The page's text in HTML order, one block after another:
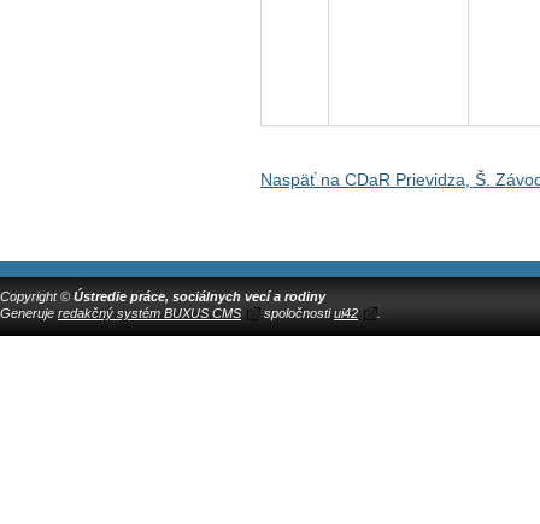
Naspäť na CDaR Prievidza, Š.
Copyright © Ústredie práce, sociálnych vecí a rodiny
Generuje redakčný systém BUXUS CMS spoločnostiui42